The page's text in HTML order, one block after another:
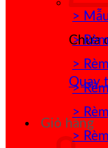
Chưa
Quay
Giỏ hàng
>
>
>
>
>
>